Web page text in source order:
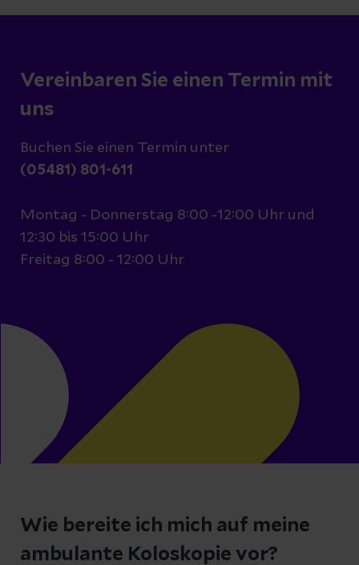
Vereinbaren Sie einen Termin mit
uns
Buchen Sie einen Termin unter
(05481) 801-611
Montag - Donnerstag 8:00 -12:00 Uhr und
12:30 bis 15:00 Uhr
Freitag 8:00 - 12:00 Uhr
Wie bereite ich mich auf meine
ambulante Koloskopie vor?